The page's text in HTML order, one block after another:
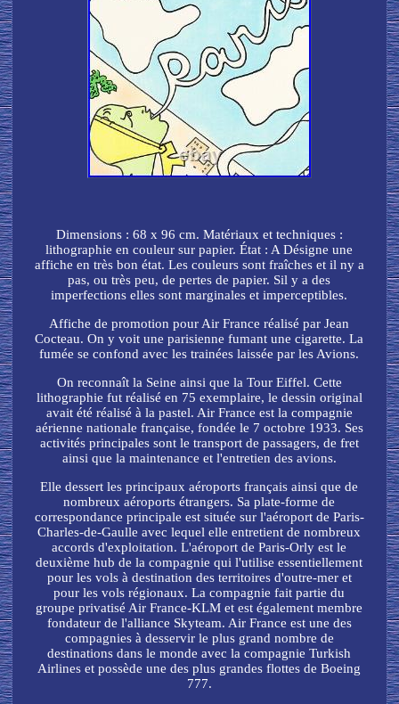
Dimensions : 68 x 96 cm. Matériaux et techniques :
lithographie en couleur sur papier. État : A Désigne une
affiche en très bon état. Les couleurs sont fraîches et il ny a
pas, ou très peu, de pertes de papier. Sil y a des
imperfections elles sont marginales et imperceptibles.
Affiche de promotion pour Air France réalisé par Jean
Cocteau. On y voit une parisienne fumant une cigarette. La
fumée se confond avec les trainées laissée par les Avions.
On reconnaît la Seine ainsi que la Tour Eiffel. Cette
lithographie fut réalisé en 75 exemplaire, le dessin original
avait été réalisé à la pastel. Air France est la compagnie
aérienne nationale française, fondée le 7 octobre 1933. Ses
activités principales sont le transport de passagers, de fret
ainsi que la maintenance et l'entretien des avions.
Elle dessert les principaux aéroports français ainsi que de
nombreux aéroports étrangers. Sa plate-forme de
correspondance principale est située sur l'aéroport de Paris-
Charles-de-Gaulle avec lequel elle entretient de nombreux
accords d'exploitation. L'aéroport de Paris-Orly est le
deuxième hub de la compagnie qui l'utilise essentiellement
pour les vols à destination des territoires d'outre-mer et
pour les vols régionaux. La compagnie fait partie du
groupe privatisé Air France-KLM et est également membre
fondateur de l'alliance Skyteam. Air France est une des
compagnies à desservir le plus grand nombre de
destinations dans le monde avec la compagnie Turkish
Airlines et possède une des plus grandes flottes de Boeing
777.